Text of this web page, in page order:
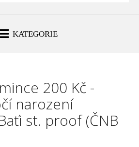
KATEGORIE
200 Kč -
narození
st. proof (ČNB